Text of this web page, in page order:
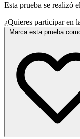
Esta prueba se realizó
¿Quieres participar en
Marca esta prueba